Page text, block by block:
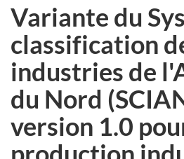
Variante du
classification
industries de
du Nord
version 1.0